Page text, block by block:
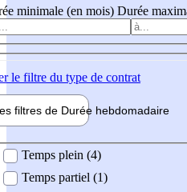
minimale (en mois) Durée
le filtre du type de contrat
filtres de Durée hebdomadaire
Temps plein (4)
Temps partiel (1)